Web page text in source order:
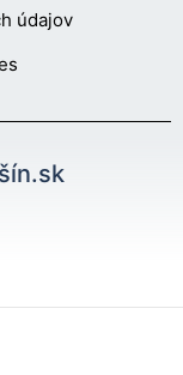
údajov